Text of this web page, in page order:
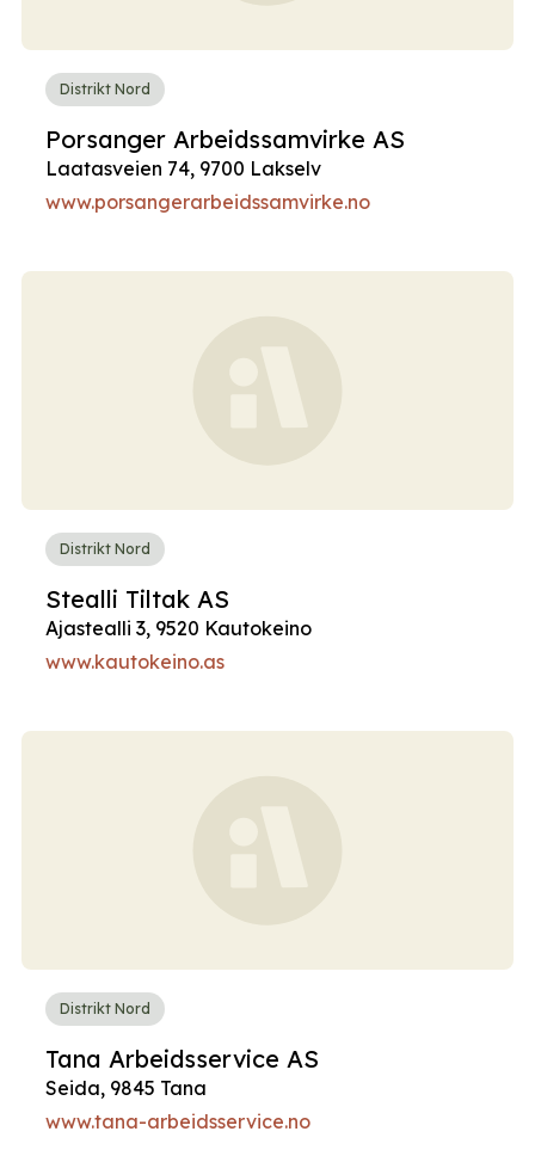
Distrikt Nord
Porsanger Arbeidssamvirke AS
Laatasveien 74, 9700 Lakselv
www.porsangerarbeidssamvirke.no
Distrikt Nord
Stealli Tiltak AS
Ajastealli 3, 9520 Kautokeino
www.kautokeino.as
Distrikt Nord
Tana Arbeidsservice AS
Seida, 9845 Tana
www.tana-arbeidsservice.no